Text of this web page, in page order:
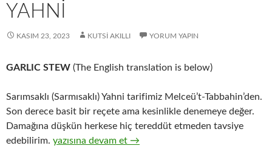
YAHNİ
KASIM 23, 2023 KUTSI AKILLI YORUM YAPIN
GARLIC STEW (The English translation is below)
Sarımsaklı (Sarmısaklı) Yahni tarifimiz Melceü’t-Tabbahin’den.
Son derece basit bir reçete ama kesinlikle denemeye değer.
Damağına düşkün herkese hiç tereddüt etmeden tavsiye
edebilirim. SARIMSAKLI (SARMISAKLI) YAHNİ
yazısına devam et →